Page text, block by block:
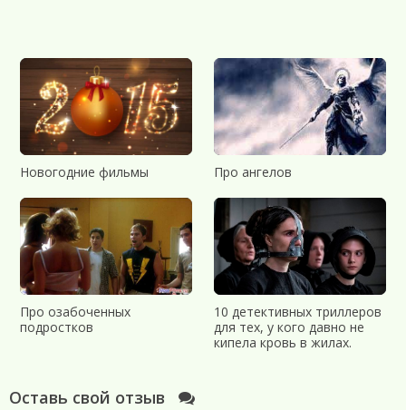
Новогодние фильмы Про ангелов
Про озабоченных
подростков
10 детективных триллеров
для тех, у кого давно не
кипела кровь в жилах.
Оставь свой отзыв